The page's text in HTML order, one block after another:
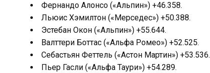
Фернандо Алонсо («Альпин») +46.358.
Льюис Хэмилтон («Мерседес») +50.388.
Эстебан Окон («Альпин») +55.644.
Валттери Боттас («Альфа Ромео») +52.525.
Себастьян Феттель («Астон Мартин») +53.536.
Пьер Гасли («Альфа Таури») +54.289.